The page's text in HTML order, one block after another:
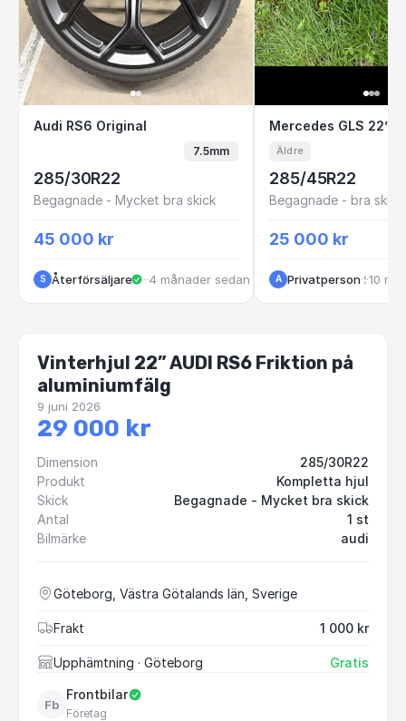
Audi RS6 Original
Audi RS6 Original
7.5mm
285/30R22
Begagnade - Mycket bra skick
45 000 kr
S Återförsäljare ·Halmstad
·4 månader sedan
Mercedes GLS
Äldre
285/45R22
Begagnade - bra skick
25 000 kr
A Privatperson· Stockholm
·10
Vinterhjul 22” AUDI RS6 Friktion på
aluminiumfälg
9 juni 2026
29 000 kr
Dimension
285/30R22
Produkt
Kompletta hjul
Skick
Begagnade - Mycket bra skick
Antal
1 st
Bilmärke
audi
Göteborg, Västra Götalands län, Sverige
Frakt 1 000 kr
Upphämtning · Göteborg Gratis
Fb
Frontbilar
Företag